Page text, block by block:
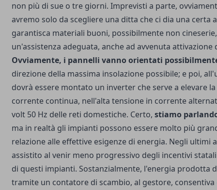
non più di sue o tre giorni. Imprevisti a parte,
avremo solo da scegliere una ditta che ci dia una certa
garantisca materiali buoni, possibilmente non
un'assistenza adeguata, anche ad avvenuta
Ovviamente, i pannelli vanno orientati
direzione della massima insolazione possibile; e poi,
dovrà essere montato un inverter che serve a elevare
corrente continua, nell'alta tensione in corrente
volt 50 Hz delle reti domestiche. Certo, stiamo
ma in realtà gli impianti possono essere molto più
relazione alle effettive esigenze di energia. Negli ultimi
assistito al venir meno progressivo degli incentivi
di questi impianti. Sostanzialmente, l'energia prodotta
tramite un contatore di scambio, al gestore,